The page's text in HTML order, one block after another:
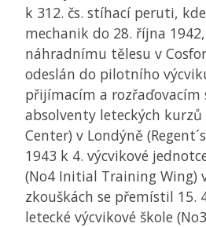
k 312. čs. stíhací peruti,
mechanik do 28. října
náhradnímu tělesu v
odeslán do pilotního
přijímacím a rozřaďovacím
absolventy leteckých kurzů
Center) v Londýně
1943 k 4. výcvikové
(No4 Initial Training Wing)
zkouškách se přemístil 15.
letecké výcvikové škole